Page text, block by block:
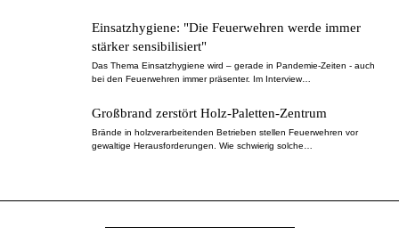
Einsatzhygiene: "Die Feuerwehren werde immer
stärker sensibilisiert"
Das Thema Einsatzhygiene wird – gerade in Pandemie-Zeiten - auch
bei den Feuerwehren immer präsenter. Im Interview…
Großbrand zerstört Holz-Paletten-Zentrum
Brände in holzverarbeitenden Betrieben stellen Feuerwehren vor
gewaltige Herausforderungen. Wie schwierig solche…